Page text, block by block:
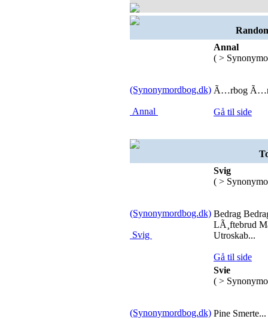
(Synonymordbog.dk)
Annal
Annal
( >
Ã…rbog
Gå til side
(Synonymordbog.dk)
Svig
Svig
( >
Bedrag
LÃ¸ftebrud
Utroskab...
Gå til side
(Synonymordbog.dk)
Svie
( >
Pine Smerte...